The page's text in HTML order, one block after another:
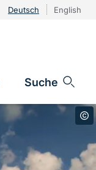
Deutsch English
Suche